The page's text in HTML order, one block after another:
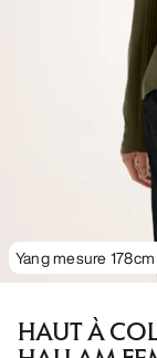
Yang mesure
HAUT À